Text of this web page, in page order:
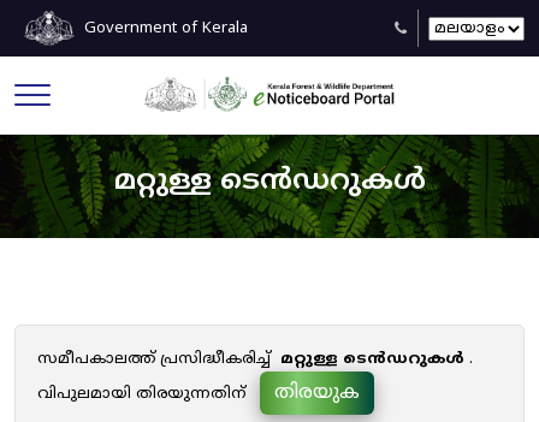
Government of Kerala
മറ്റുള്ള ടെൻഡറുകൾ
സമീപകാലത്ത് പ്രസിദ്ധീകരിച്ച് മറ്റുള്ള ടെൻഡറുകൾ .
വിപുലമായി തിരയുന്നതിന്
തിരയുക